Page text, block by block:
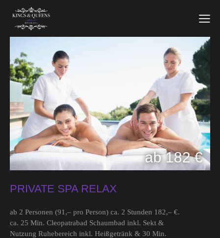
ab 182 €
PRIVATE SPA RELAX
ab 2 Personen (91,– pro Person) ca. 2 Stunden 182,– €.
ca. 25 Min. Cleopatrabad Schaumbad inkl. Sekt &
Nutzung Ruhebereich inkl. Heißgetränk & 30 Min.